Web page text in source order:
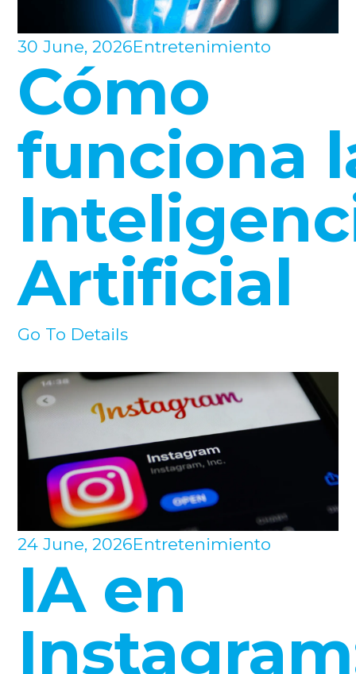
30 June, 2026Entretenimiento
Cómo
funciona
Artificial
Go To Details
24 June, 2026Entretenimiento
IA en